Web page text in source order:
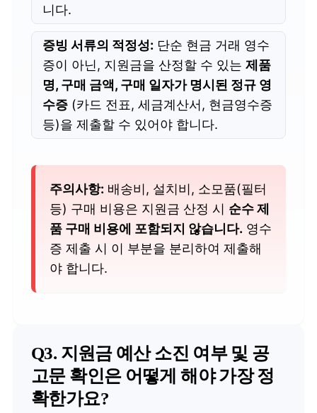
니다.
증빙 서류의 적정성: 단순 현금 거래 영수
증이 아닌, 지원금을 산정할 수 있는 제품
명, 구매 금액, 구매 일자가 명시된 정규 영
수증 (카드 전표, 세금계산서, 현금영수증
등)을 제출할 수 있어야 합니다.
주의사항: 배송비, 설치비, 소모품(필터
등) 구매 비용은 지원금 산정 시 순수 제
품 구매 비용에 포함되지 않습니다. 영수
증 제출 시 이 부분을 분리하여 제출해
야 합니다.
Q3. 지원금 예산 소진 여부 및 공
고문 확인은 어떻게 해야 가장 정
확한가요?